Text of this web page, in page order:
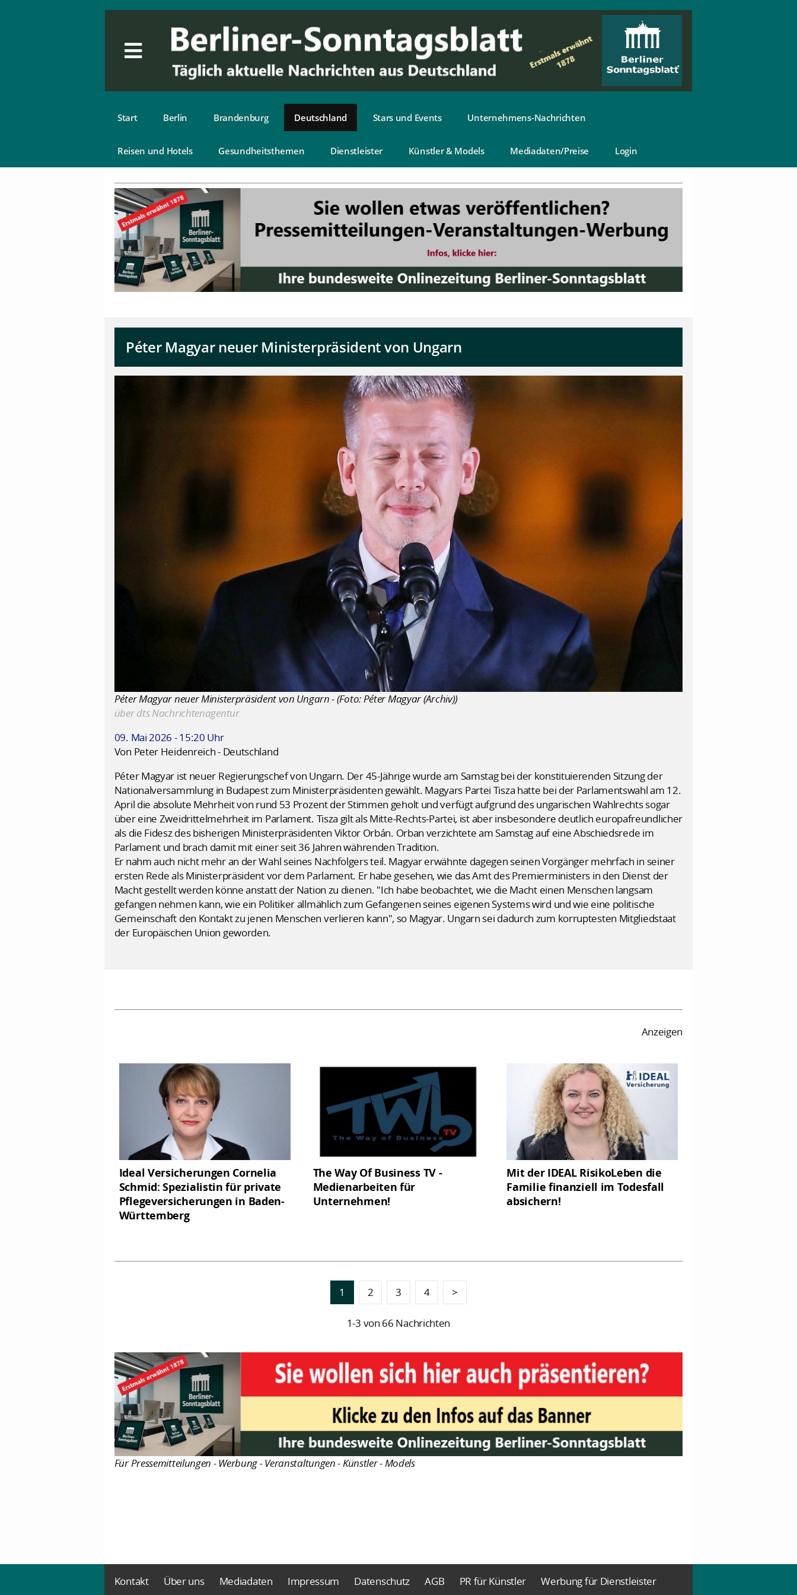
Start Berlin Brandenburg Deutschland Stars und Events Unternehmens-Nachrichten
Reisen und Hotels Gesundheitsthemen Dienstleister Künstler & Models Mediadaten/Preise Login
Péter Magyar neuer Ministerpräsident von Ungarn
Péter Magyar neuer Ministerpräsident von Ungarn - (Foto: Péter Magyar (Archiv))
über dts Nachrichtenagentur
09. Mai 2026 - 15:20 Uhr
Von Peter Heidenreich - Deutschland
Péter Magyar ist neuer Regierungschef von Ungarn. Der 45-Jährige wurde am Samstag bei der konstituierenden Sitzung der
Nationalversammlung in Budapest zum Ministerpräsidenten gewählt. Magyars Partei Tisza hatte bei der Parlamentswahl am 12.
April die absolute Mehrheit von rund 53 Prozent der Stimmen geholt und verfügt aufgrund des ungarischen Wahlrechts sogar
über eine Zweidrittelmehrheit im Parlament. Tisza gilt als Mitte-Rechts-Partei, ist aber insbesondere deutlich europafreundlicher
als die Fidesz des bisherigen Ministerpräsidenten Viktor Orbán. Orban verzichtete am Samstag auf eine Abschiedsrede im
Parlament und brach damit mit einer seit 36 Jahren währenden Tradition.
Er nahm auch nicht mehr an der Wahl seines Nachfolgers teil. Magyar erwähnte dagegen seinen Vorgänger mehrfach in seiner
ersten Rede als Ministerpräsident vor dem Parlament. Er habe gesehen, wie das Amt des Premierministers in den Dienst der
Macht gestellt werden könne anstatt der Nation zu dienen. "Ich habe beobachtet, wie die Macht einen Menschen langsam
gefangen nehmen kann, wie ein Politiker allmählich zum Gefangenen seines eigenen Systems wird und wie eine politische
Gemeinschaft den Kontakt zu jenen Menschen verlieren kann", so Magyar. Ungarn sei dadurch zum korruptesten Mitgliedstaat
der Europäischen Union geworden.
Anzeigen
Ideal Versicherungen Cornelia
Schmid: Spezialistin für private
Pflegeversicherungen in Baden-
Württemberg
The Way Of Business TV -
Medienarbeiten für
Unternehmen!
Mit der IDEAL RisikoLeben die
Familie finanziell im Todesfall
absichern!
1 2 3 4 >
1-3 von 66 Nachrichten
Für Pressemitteilungen - Werbung - Veranstaltungen - Künstler - Models
Kontakt Über uns Mediadaten Impressum Datenschutz AGB PR für Künstler
Werbung für Dienstleister